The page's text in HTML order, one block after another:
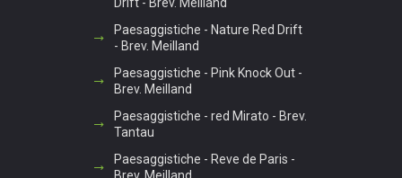
Paesaggistiche - Nature Red Drift
- Brev. Meilland
Paesaggistiche - Pink Knock Out -
Brev. Meilland
Paesaggistiche - red Mirato - Brev.
Tantau
Paesaggistiche - Reve de Paris -